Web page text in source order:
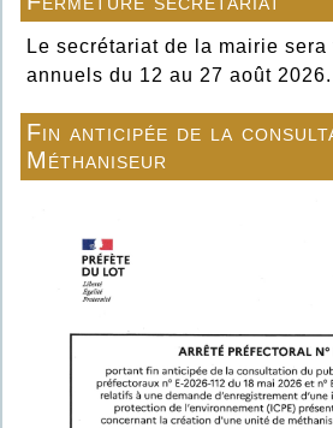
Le secrétariat de la mairie
annuels du 12 au 27 août 2026.
Fin anticipée de la
Méthaniseur